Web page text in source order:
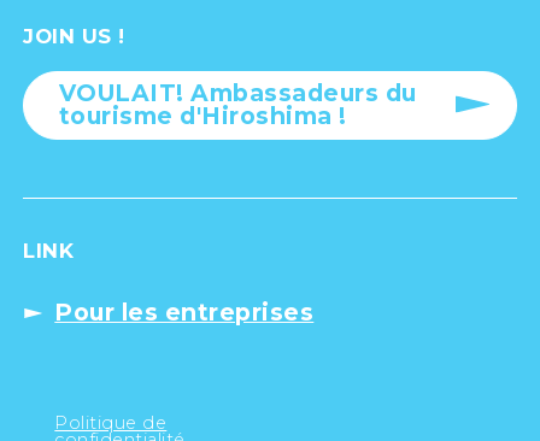
JOIN US !
VOULAIT! Ambassadeurs du
tourisme d'Hiroshima !
LINK
Pour les entreprises
Politique de